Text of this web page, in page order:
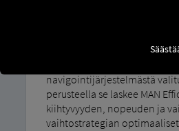
reitin jopa kolme kilometriä
ja laskut mukaan lukien.
tietojen, valitun
navigointijärjestelmästä
perusteella se laskee MAN
kiihtyvyyden, nopeuden ja
vaihtostrategian